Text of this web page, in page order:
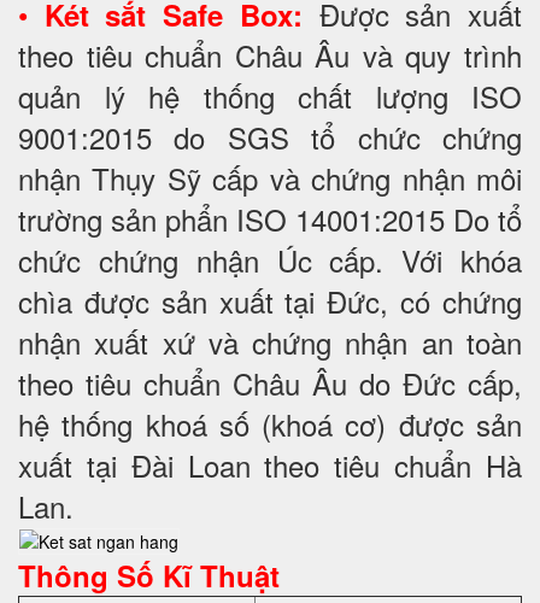
• Két sắt Safe Box: Được sản xuất
theo tiêu chuẩn Châu Âu và quy trình
quản lý hệ thống chất lượng ISO
9001:2015 do SGS tổ chức chứng
nhận Thụy Sỹ cấp và chứng nhận môi
trường sản phẩn ISO 14001:2015 Do tổ
chức chứng nhận Úc cấp. Với khóa
chìa được sản xuất tại Đức, có chứng
nhận xuất xứ và chứng nhận an toàn
theo tiêu chuẩn Châu Âu do Đức cấp,
hệ thống khoá số (khoá cơ) được sản
xuất tại Đài Loan theo tiêu chuẩn Hà
Lan.
Thông Số Kĩ Thuật